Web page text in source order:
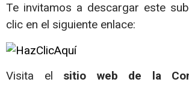
Te invitamos a descargar este
clic en el siguiente enlace:
Visita el sitio web de la